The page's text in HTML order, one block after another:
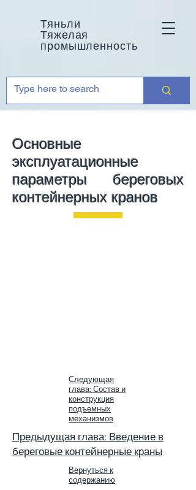
Тяньли
Тяжелая
промышленность
Основные
эксплуатационные
параметры береговых
контейнерных кранов
Следующая
глава: Состав и
конструкция
подъемных
механизмов
Предыдущая глава: Введение в
береговые контейнерные краны
Вернуться к
содержанию